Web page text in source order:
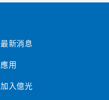
最新消息
應用
加入億光